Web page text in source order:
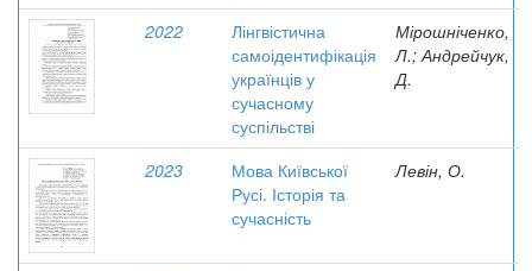
2022
Лінгвістична
самоідентифікація
українців у
сучасному
суспільстві
Мірошніченко,
Л.; Андрейчук,
Д.
2023
Мова Київської
Русі. Історія та
сучасність
Левін, О.